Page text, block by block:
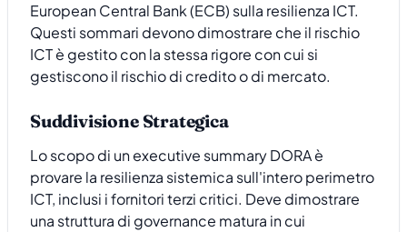
European Central Bank (ECB) sulla resilienza ICT.
Questi sommari devono dimostrare che il rischio
ICT è gestito con la stessa rigore con cui si
gestiscono il rischio di credito o di mercato.
Suddivisione Strategica
Lo scopo di un executive summary DORA è
provare la resilienza sistemica sull'intero perimetro
ICT, inclusi i fornitori terzi critici. Deve dimostrare
una struttura di governance matura in cui